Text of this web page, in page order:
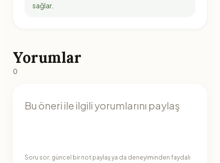
sağlar.
Yorumlar
0
Soru sor, güncel bir not paylaş ya da deneyiminden faydalı